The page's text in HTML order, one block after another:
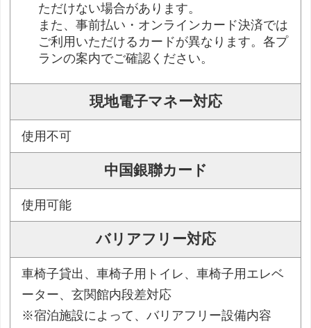
ただけない場合があります。
また、事前払い・オンラインカード決済では
ご利用いただけるカードが異なります。各プ
ランの案内でご確認ください。
現地電子マネー対応
使用不可
中国銀聯カード
使用可能
バリアフリー対応
車椅子貸出、車椅子用トイレ、車椅子用エレベ
ーター、玄関館内段差対応
※宿泊施設によって、バリアフリー設備内容